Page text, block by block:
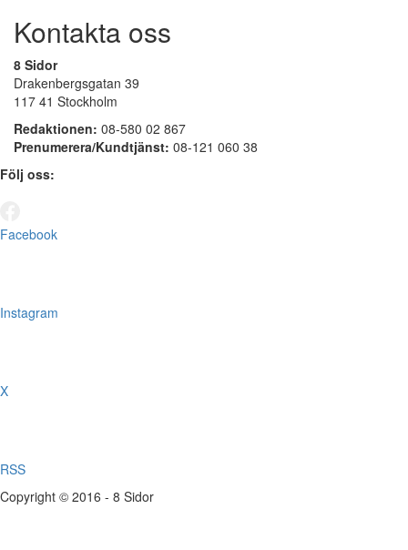
Kontakta oss
8 Sidor
Drakenbergsgatan 39
117 41 Stockholm
Redaktionen: 08-580 02 867
Prenumerera/Kundtjänst: 08-121 060 38
Följ oss:
Facebook
Instagram
X
RSS
Copyright © 2016 - 8 Sidor